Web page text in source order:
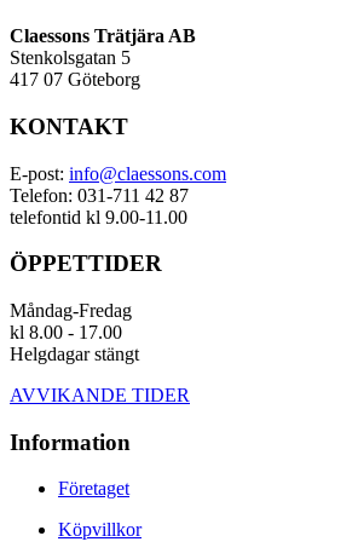
Claessons Trätjära AB
Stenkolsgatan 5
417 07 Göteborg
KONTAKT
E-post: info@claessons.com
Telefon: 031-711 42 87
telefontid kl 9.00-11.00
ÖPPETTIDER
Måndag-Fredag
kl 8.00 - 17.00
Helgdagar stängt
AVVIKANDE TIDER
Information
Företaget
Köpvillkor